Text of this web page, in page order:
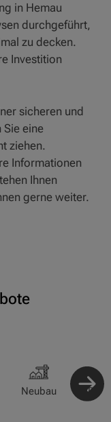
in Hemau
durchgeführt,
zu decken.
Investition
sicheren und
Sie eine
ziehen.
Informationen
Ihnen
gerne weiter.
Neubau